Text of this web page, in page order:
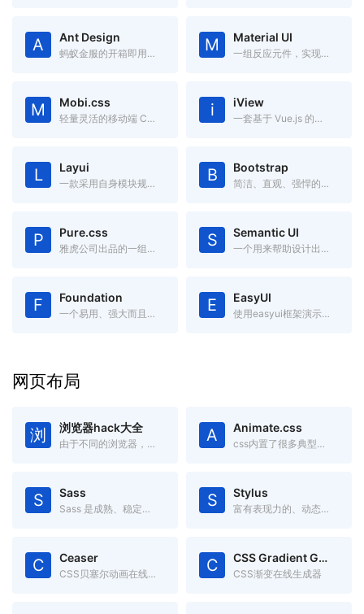
A Ant Design
蚂蚁金服的开箱即用的中台前端/设计解决方案 M Material UI
一组反应元件，实现谷歌的材料设计
M Mobi.css
轻量灵活的移动端 CSS 框架 i iView
一套基于 Vue.js 的高质量 UI 组件库
L Layui
一款采用自身模块规范编写的前端 UI 框架，遵循原生 HTML/CSS/JS 的书写与组织形式，门槛极低，拿来即用 B Bootstrap
简洁、直观、强悍的前端开发框架，让web开发更迅速、简单。
P Pure.css
雅虎公司出品的一组轻量级、响应式纯css模块,适用于任何Web项目 S Semantic UI
一个用来帮助设计出漂亮的、响应化、人性化的网络框架
F Foundation
一个易用、强大而且灵活的框架,用于构建基于任何设备上的 Web 应用。 E EasyUI
使用easyui框架演示如何轻松创建web页面
网页布局
浏 浏览器hack大全
由于不同的浏览器，对CSS的解析认识不一样，因此会导致生成的页面效果不一样，于是就有了针对不同的浏览器写不同的CSS code A Animate.css
css内置了很多典型的css3动画,兼容性好使用方便。
S Sass
Sass 是成熟、稳定、强大的 CSS 扩展语言。 S Stylus
富有表现力的、动态的、健壮的CSS
C Ceaser
CSS贝塞尔动画在线调试工具 C CSS Gradient Generator
CSS渐变在线生成器